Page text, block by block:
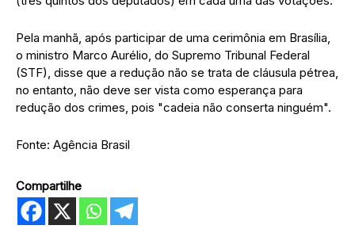
Pela manhã, após participar de uma cerimônia em Brasília,
o ministro Marco Aurélio, do Supremo Tribunal Federal
(STF), disse que a redução não se trata de cláusula pétrea,
no entanto, não deve ser vista como esperança para
redução dos crimes, pois "cadeia não conserta ninguém".
Fonte: Agência Brasil
Compartilhe